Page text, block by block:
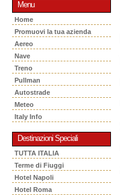
Menu
Home
Promuovi la tua azienda
Aereo
Nave
Treno
Pullman
Autostrade
Meteo
Italy Info
Destinazioni Speciali
TUTTA ITALIA
Terme di Fiuggi
Hotel Napoli
Hotel Roma